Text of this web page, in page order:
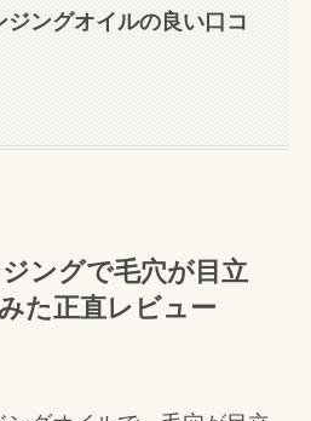
ジングオイルの良い口コ
ングで毛穴が目立
た正直レビュー